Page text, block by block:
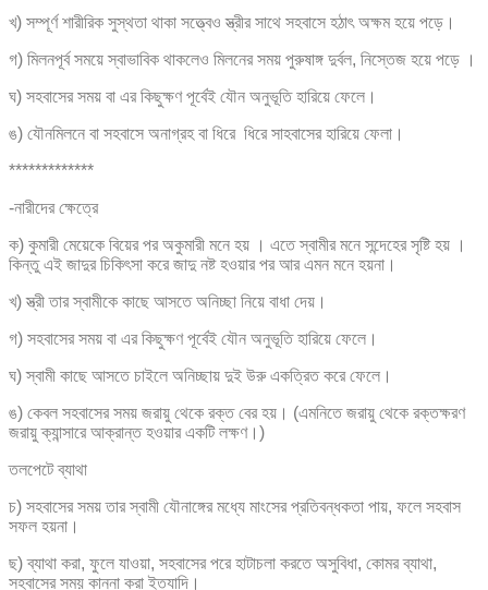
খ) সম্পূর্ণ শারীরিক সুস্থতা থাকা সত্ত্বেও স্ত্রীর সাথে সহবাসে হঠাৎ অক্ষম হয়ে পড়ে।
গ) মিলনপূর্ব সময়ে স্বাভাবিক থাকলেও মিলনের সময় পুরুষাঙ্গ দুর্বল, নিস্তেজ হয়ে পড়ে ।
ঘ) সহবাসের সময় বা এর কিছুক্ষণ পূর্বেই যৌন অনুভূতি হারিয়ে ফেলে।
ঙ) যৌনমিলনে বা সহবাসে অনাগ্রহ বা ধিরে ধিরে সাহবাসের হারিয়ে ফেলা।
*************
-নারীদের ক্ষেত্রে
ক) কুমারী মেয়েকে বিয়ের পর অকুমারী মনে হয় । এতে স্বামীর মনে সন্দেহের সৃষ্টি হয় ।
কিন্তু এই জাদুর চিকিৎসা করে জাদু নষ্ট হওয়ার পর আর এমন মনে হয়না।
খ) স্ত্রী তার স্বামীকে কাছে আসতে অনিচ্ছা নিয়ে বাধা দেয়।
গ) সহবাসের সময় বা এর কিছুক্ষণ পূর্বেই যৌন অনুভূতি হারিয়ে ফেলে।
ঘ) স্বামী কাছে আসতে চাইলে অনিচ্ছায় দুই উরু একত্রিত করে ফেলে।
ঙ) কেবল সহবাসের সময় জরায়ু থেকে রক্ত বের হয়। (এমনিতে জরায়ু থেকে রক্তক্ষরণ
জরায়ু ক্যান্সারে আক্রান্ত হওয়ার একটি লক্ষণ।)
তলপেটে ব্যাথা
চ) সহবাসের সময় তার স্বামী যৌনাঙ্গের মধ্যে মাংসের প্রতিবন্ধকতা পায়, ফলে সহবাস
সফল হয়না।
ছ) ব্যাথা করা, ফুলে যাওয়া, সহবাসের পরে হাটাচলা করতে অসুবিধা, কোমর ব্যাথা,
সহবাসের সময় কান্না করা ইত্যাদি।